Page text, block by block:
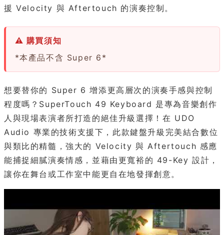
援 Velocity 與 Aftertouch 的演奏控制。
⚠ 購買須知
*本產品不含 Super 6*
想要替你的 Super 6 增添更高層次的演奏手感與控制
程度嗎？SuperTouch 49 Keyboard 是專為音樂創作
人與現場表演者所打造的絕佳升級選擇！在 UDO
Audio 專業的技術支援下，此款鍵盤升級完美結合數位
與類比的精髓，強大的 Velocity 與 Aftertouch 感應
能捕捉細膩演奏情感，並藉由更寬裕的 49-Key 設計，
讓你在舞台或工作室中能更自在地發揮創意。